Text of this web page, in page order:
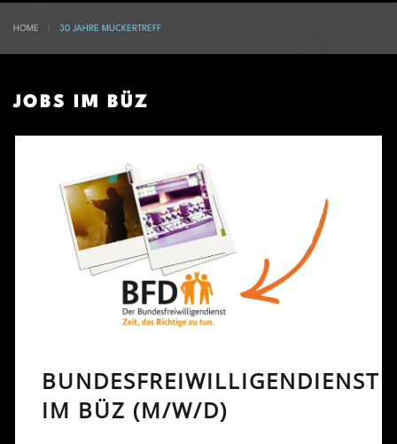
HOME 30 JAHRE MUCKERTREFF
JOBS IM BÜZ
BUNDESFREIWILLIGENDIENST
IM BÜZ (M/W/D)